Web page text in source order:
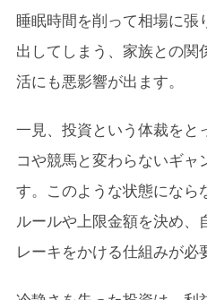
睡眠時間を削って相場に張
出してしまう、家族との関
活にも悪影響が出ます。
一見、投資という体裁をと
コや競馬と変わらないギ
す。このような状態になら
ルールや上限金額を決め
レーキをかける仕組みが必